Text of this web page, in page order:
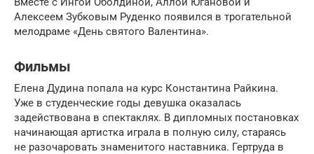
Алексеем Зубковым Руденко появился в трогательной
мелодраме «День святого Валентина».
Фильмы
Елена Дудина попала на курс Константина Райкина.
Уже в студенческие годы девушка оказалась
задействована в спектаклях. В дипломных постановках
начинающая артистка играла в полную силу, стараясь
не разочаровать знаменитого наставника. Гертруда в